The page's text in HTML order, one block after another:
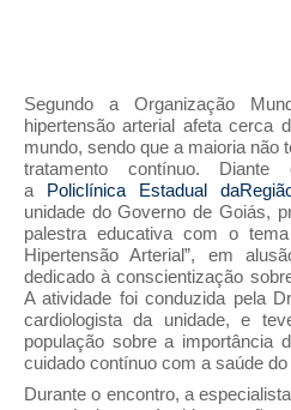
Segundo a Organização
hipertensão arterial afeta cerca
mundo, sendo que a maioria não
tratamento contínuo.
a Policlínica Estadual
unidade do Governo de Goiás,
palestra educativa com o
Hipertensão Arterial”, em
dedicado à conscientização
A atividade foi conduzida pela
cardiologista da unidade, e
população sobre a importância
cuidado contínuo com a saúde
Durante o encontro, a